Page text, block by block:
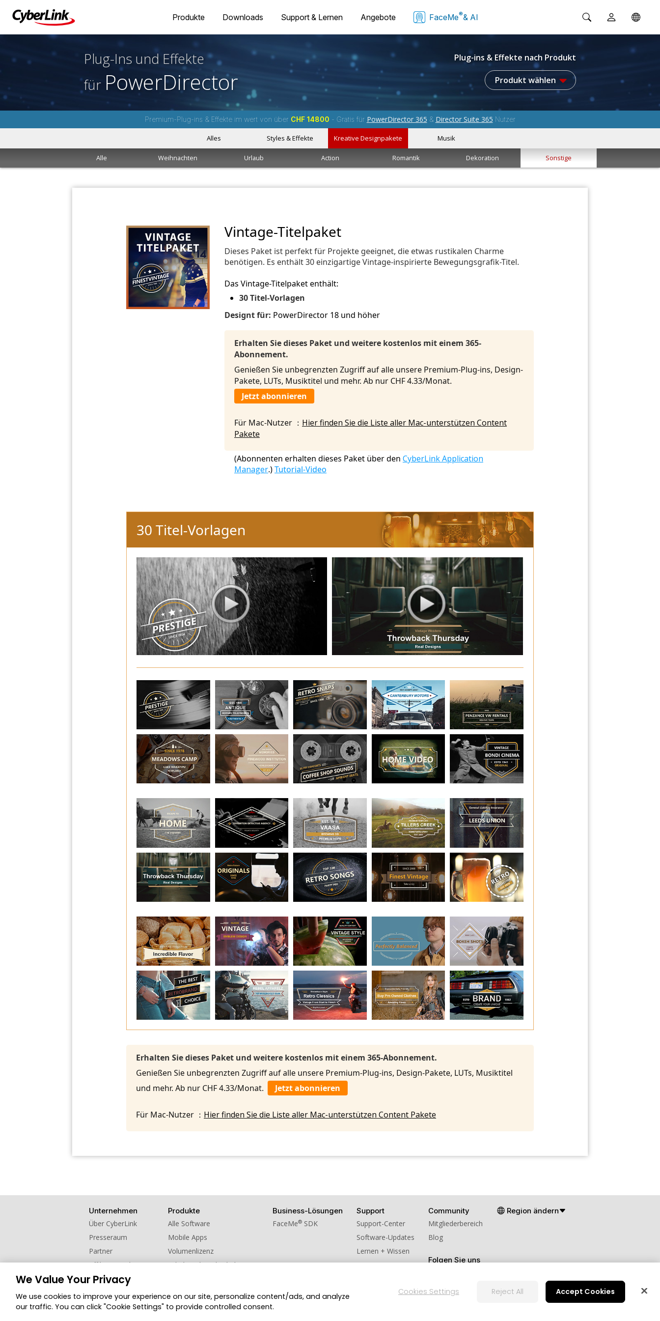
Produkte Downloads Support & Lernen Angebote FaceMe®& AI
Plug-Ins und Effekte
für PowerDirector
Plug-ins & Effekte nach Produkt
Produkt wählen
Premium-Plug-ins & Effekte im wert von über CHF 14800 - Gratis für PowerDirector 365 & Director Suite 365 Nutzer
Alles Styles & Effekte Kreative Designpakete Musik
Alle Weihnachten Urlaub Action Romantik Dekoration Sonstige
Vintage-Titelpaket
Dieses Paket ist perfekt für Projekte geeignet, die etwas rustikalen Charme
benötigen. Es enthält 30 einzigartige Vintage-inspirierte Bewegungsgrafik-Titel.
Das Vintage-Titelpaket enthält:
30 Titel-Vorlagen
Designt für: PowerDirector 18 und höher
Erhalten Sie dieses Paket und weitere kostenlos mit einem 365-
Abonnement.
Genießen Sie unbegrenzten Zugriff auf alle unsere Premium-Plug-ins, Design-
Pakete, LUTs, Musiktitel und mehr. Ab nur CHF 4.33/Monat.
Jetzt abonnieren
Für Mac-Nutzer ： Hier finden Sie die Liste aller Mac-unterstützen Content
Pakete
(Abonnenten erhalten dieses Paket über den CyberLink Application
Manager.)Tutorial-Video
30 Titel-Vorlagen
Erhalten Sie dieses Paket und weitere kostenlos mit einem 365-Abonnement.
Genießen Sie unbegrenzten Zugriff auf alle unsere Premium-Plug-ins, Design-Pakete, LUTs, Musiktitel
und mehr. Ab nur CHF 4.33/Monat.
Jetzt abonnieren
Für Mac-Nutzer ： Hier finden Sie die Liste aller Mac-unterstützen Content Pakete
Unternehmen
Über CyberLink
Presseraum
Partner
Affiliate werden
Kontaktieren Sie uns
Produkte
Alle Software
Mobile Apps
Volumenlizenz
Schul- und Hochschulversion
Business-Lösungen
FaceMe® SDK
Support
Support-Center
Software-Updates
Lernen + Wissen
Community
Mitgliederbereich
Blog
Folgen Sie uns
Region ändern
© 2026 CyberLink Corp. Alle Rechte vorbehalten. Datenschutzerklärung Impressum
We Value Your Privacy
We use cookies to improve your experience on our site, personalize content/ads, and analyze
our traffic. You can click "Cookie Settings" to provide controlled consent.
Cookies Settings Reject All Accept Cookies